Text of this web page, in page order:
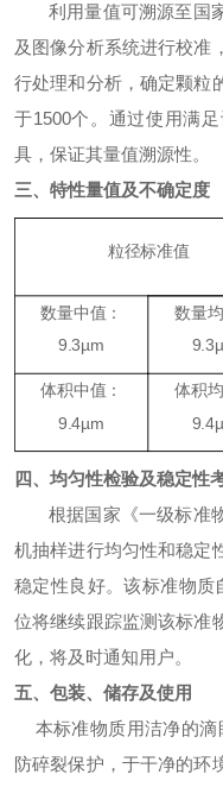
利用量值可溯源至国
及图像分析系统进行校准
行处理和分析，确定颗粒
于1500个。通过使用满
具，保证其量值溯源性。
三、特性量值及不确定度
粒径标准值
数量中值：
9.3µm
数量均
体积中值：
9.4µm
体积均
四、均匀性检验及稳定性
根据国家《一级标准
机抽样进行均匀性和稳定
稳定性良好。该标准物质
位将继续跟踪监测该标准
化，将及时通知用户。
五、包装、储存及使用
本标准物质用洁净的
防碎裂保护，于干净的环